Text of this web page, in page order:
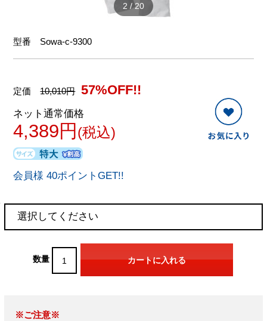
2 /20
型番 Sowa-c-9300
定価10,010円 57%OFF!!
ネット通常価格
4,389円 (税込)
会員様 40ポイントGET!!
数量
※ご注意※